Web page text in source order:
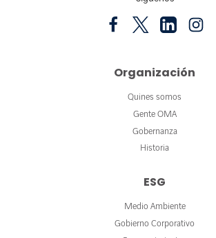
Organización
Quines somos
Gente OMA
Gobernanza
Historia
ESG
Medio Ambiente
Gobierno Corporativo